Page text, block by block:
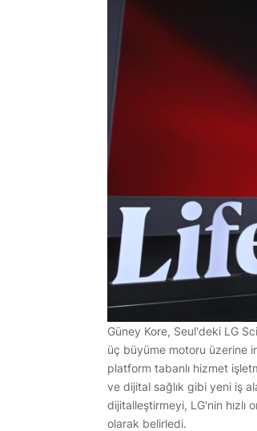
Güney Kore, Seul'deki LG
üç büyüme motoru üzerine
platform tabanlı hizmet
ve dijital sağlık gibi yeni iş
dijitalleştirmeyi, LG'nin
olarak belirledi.